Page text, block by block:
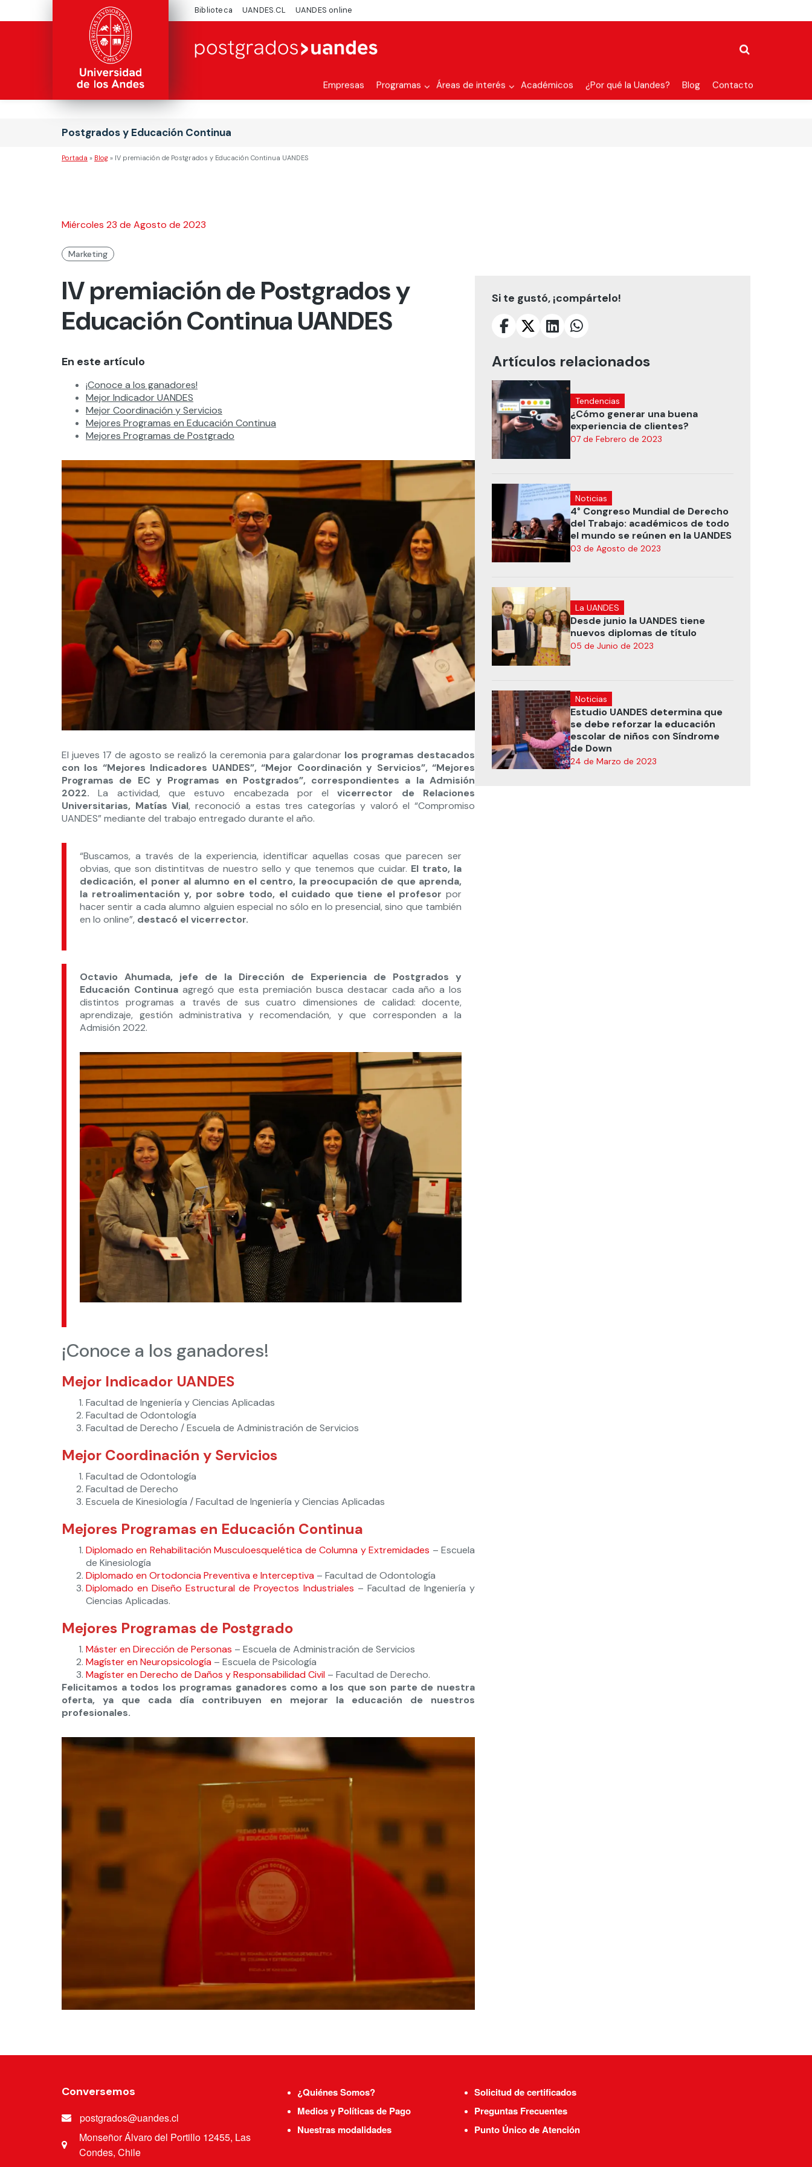
Biblioteca UANDES.CL UANDES online
Empresas Programas Áreas de interés Académicos ¿Por qué la Uandes? Blog Contacto
Postgrados y Educación Continua
Portada » Blog » IV premiación de Postgrados y Educación Continua UANDES
Miércoles 23 de Agosto de 2023
Marketing
IV premiación de Postgrados y
Educación Continua UANDES
En este artículo
¡Conoce a los ganadores!
Mejor Indicador UANDES
Mejor Coordinación y Servicios
Mejores Programas en Educación Continua
Mejores Programas de Postgrado
El jueves 17 de agosto se realizó la ceremonia para galardonar los programas destacados
con los “Mejores Indicadores UANDES”, “Mejor Coordinación y Servicios”, “Mejores
Programas de EC y Programas en Postgrados”, correspondientes a la Admisión
2022. La actividad, que estuvo encabezada por elvicerrector de Relaciones
Universitarias, Matías Vial, reconoció a estas tres categorías y valoró el “Compromiso
UANDES” mediante del trabajo entregado durante el año.
“Buscamos, a través de la experiencia, identificar aquellas cosas que parecen ser
obvias, que son distintitvas de nuestro sello y que tenemos que cuidar. El trato, la
dedicación, el poner al alumno en el centro, la preocupación de que aprenda,
la retroalimentación y, por sobre todo, el cuidado que tiene el profesor por
hacer sentir a cada alumno alguien especial no sólo en lo presencial, sino que también
en lo online”, destacó el vicerrector.
Octavio Ahumada, jefe de la Dirección de Experiencia de Postgrados y
Educación Continuaagregó que esta premiación busca destacar cada año a los
distintos programas a través de sus cuatro dimensiones de calidad: docente,
aprendizaje, gestión administrativa y recomendación, y que corresponden a la
Admisión 2022.
¡Conoce a los ganadores!
Mejor Indicador UANDES
Facultad de Ingeniería y Ciencias Aplicadas
Facultad de Odontología
Facultad de Derecho / Escuela de Administración de Servicios
Mejor Coordinación y Servicios
Facultad de Odontología
Facultad de Derecho
Escuela de Kinesiología / Facultad de Ingeniería y Ciencias Aplicadas
Mejores Programas en Educación Continua
Diplomado en Rehabilitación Musculoesquelética de Columna y Extremidades – Escuela
de Kinesiología
Diplomado en Ortodoncia Preventiva e Interceptiva – Facultad de Odontología
Diplomado en Diseño Estructural de Proyectos Industriales – Facultad de Ingeniería y
Ciencias Aplicadas.
Mejores Programas de Postgrado
Máster en Dirección de Personas – Escuela de Administración de Servicios
Magíster en Neuropsicología – Escuela de Psicología
Magíster en Derecho de Daños y Responsabilidad Civil – Facultad de Derecho.
Felicitamos a todos los programas ganadores como a los que son parte de nuestra
oferta, ya que cada día contribuyen en mejorar la educación de nuestros
profesionales.
Si te gustó, ¡compártelo!
Artículos relacionados
Tendencias
¿Cómo generar una buena
experiencia de clientes?
07 de Febrero de 2023
Noticias
4° Congreso Mundial de Derecho
del Trabajo: académicos de todo
el mundo se reúnen en la UANDES
03 de Agosto de 2023
La UANDES
Desde junio la UANDES tiene
nuevos diplomas de título
05 de Junio de 2023
Noticias
Estudio UANDES determina que
se debe reforzar la educación
escolar de niños con Síndrome
de Down
24 de Marzo de 2023
Conversemos
postgrados@uandes.cl
Monseñor Álvaro del Portillo 12455, Las
Condes, Chile
¿Quiénes Somos?
Medios y Políticas de Pago
Nuestras modalidades
Solicitud de certificados
Preguntas Frecuentes
Punto Único de Atención